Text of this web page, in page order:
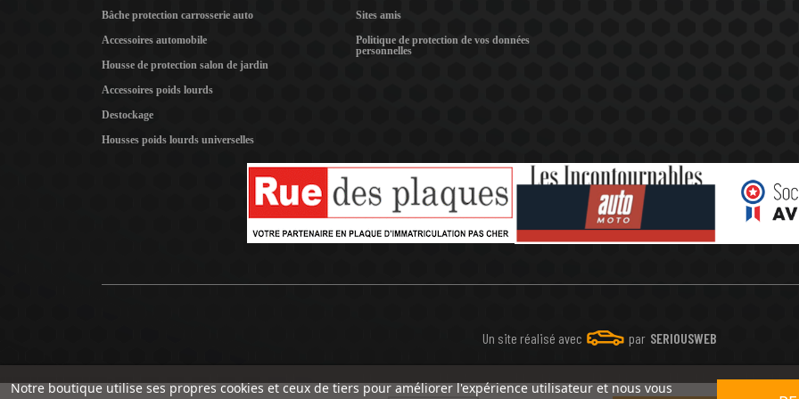
Bâche protection carrosserie auto
Accessoires automobile
Housse de protection salon de jardin
Accessoires poids lourds
Destockage
Housses poids lourds universelles
Sites amis
Politique de protection de vos données
personnelles
Notre boutique utilise ses propres cookies et ceux de tiers pour améliorer l'expérience utilisateur et nous vous
Un site réalisé avec par SERIOUSWEB